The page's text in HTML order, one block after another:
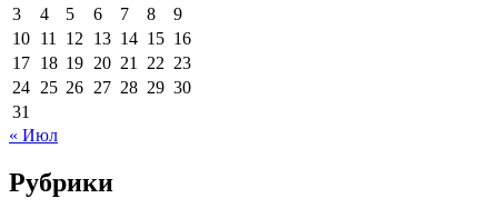
3
4 5 6 7 8
9
10 11 12 13 14 15 16
17 18 19 20 21 22 23
24 25 26 27 28 29 30
31
« Июл
Рубрики